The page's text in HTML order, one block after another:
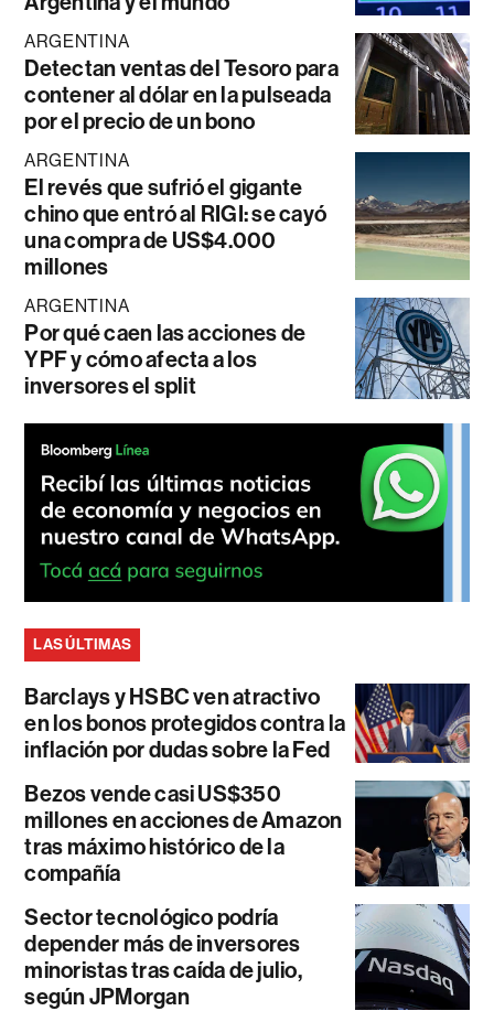
ARGENTINA
Detectan ventas del Tesoro para
contener al dólar en la pulseada
por el precio de un bono
ARGENTINA
El revés que sufrió el gigante
chino que entró al RIGI: se cayó
una compra de US$4.000
millones
ARGENTINA
Por qué caen las acciones de
YPF y cómo afecta a los
inversores el split
LAS ÚLTIMAS
Barclays y HSBC ven atractivo
en los bonos protegidos contra la
inflación por dudas sobre la Fed
Bezos vende casi US$350
millones en acciones de Amazon
tras máximo histórico de la
compañía
Sector tecnológico podría
depender más de inversores
minoristas tras caída de julio,
según JPMorgan